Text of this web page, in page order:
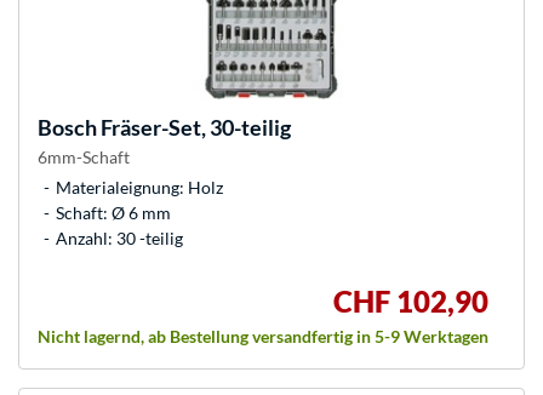
BoschFräser-Set, 30-teilig
6mm-Schaft
Materialeignung: Holz
Schaft: Ø 6 mm
Anzahl: 30 -teilig
CHF 102,90
Nicht lagernd, ab Bestellung versandfertig in 5-9 Werktagen